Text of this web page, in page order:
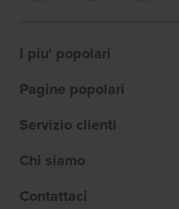
I piu' popolari
Pagine popolari
Servizio clienti
Chi siamo
Contattaci